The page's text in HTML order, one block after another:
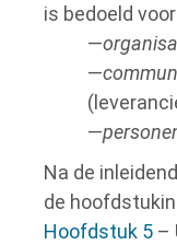
is bedoeld
—
—
—
Na de
de
Hoofdstuk 5 –